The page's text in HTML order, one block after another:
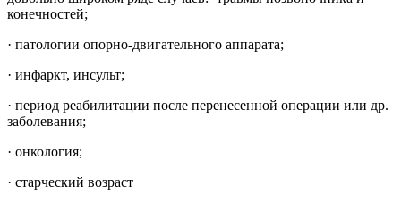
конечностей;
· патологии опорно-двигательного аппарата;
· инфаркт, инсульт;
· период реабилитации после перенесенной операции или др.
заболевания;
· онкология;
· старческий возраст